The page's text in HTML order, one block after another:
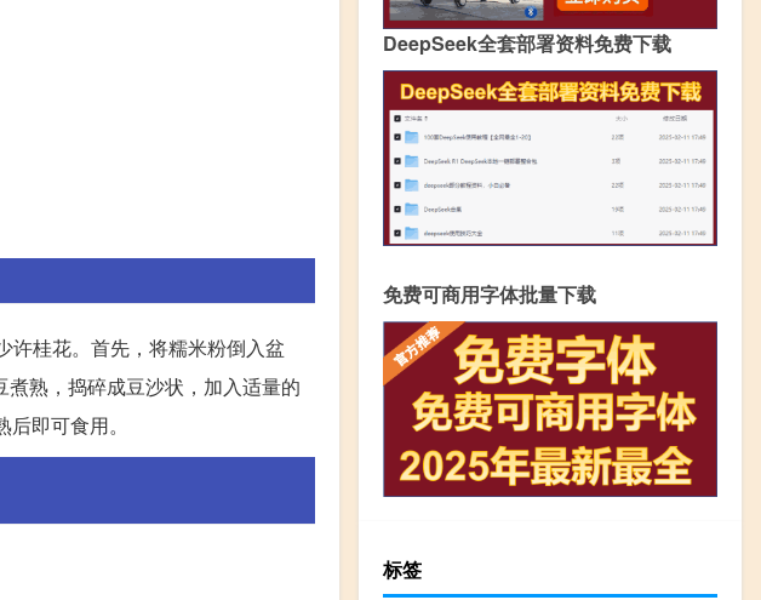
许桂花。首先，将糯米粉倒入盆
熟，捣碎成豆沙状，加入适量的
即可食用。
DeepSeek全套部署资料免费下载
免费可商用字体批量下载
标签